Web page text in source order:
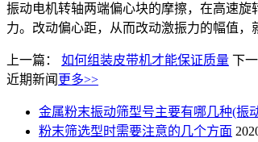
振动电机转轴两端偏心块的摩擦，在高速
力。改动偏心距，从而改动激振力的幅值，
上一篇： 如何组装皮带机才能保证质量 下一
近期新闻 更多>>
金属粉末振动筛型号主要有哪几种(振
粉末筛选型时需要注意的几个方面